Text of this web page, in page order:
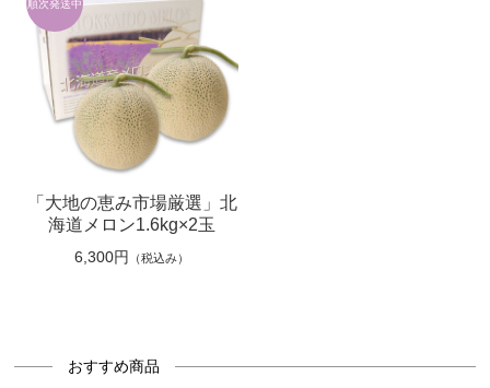
「大地の恵み市場厳選」北
海道メロン1.6kg×2玉
6,300円 （税込み）
おすすめ商品